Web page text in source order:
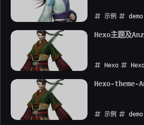
示例 demo
Theme-Anzhiyu
Hexo主题及
Hexo
2023-06-06
Hexo-theme-
示例 demo